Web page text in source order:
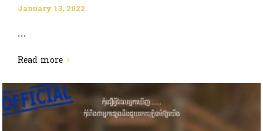
January 13, 2022
...
Read more